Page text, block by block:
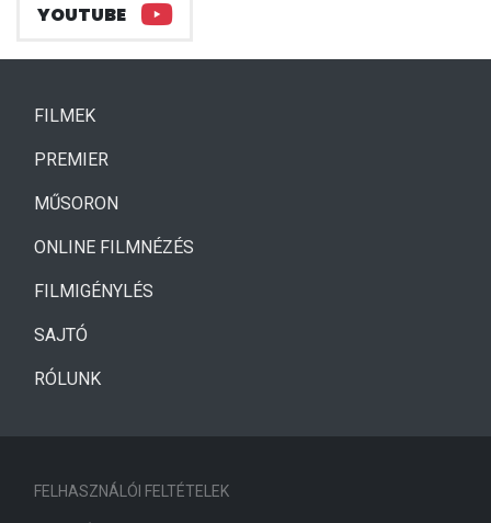
YOUTUBE
FILMEK(CURRENT)
PREMIER
MŰSORON
ONLINE FILMNÉZÉS
FILMIGÉNYLÉS
SAJTÓ
RÓLUNK
FELHASZNÁLÓI FELTÉTELEK